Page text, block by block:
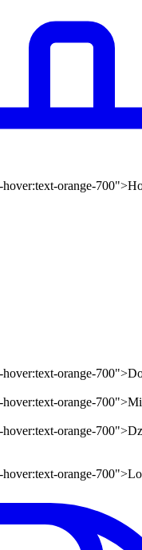
orange-
hover:text-orange-
orange-
orange-
orange-